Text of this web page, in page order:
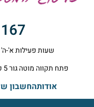
שעות פעילות א'-ה' 10:00-19:00 שישי 10:00-14:00
פתח תקווה מוטה גור 5 קומה ראשונה ימינה מהמעלית עד הסוף
אודותהחשבון